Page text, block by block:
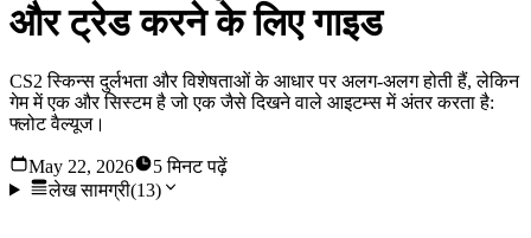
और ट्रेड करने के लिए गाइड
CS2 स्किन्स दुर्लभता और विशेषताओं के आधार पर अलग-अलग होती हैं, लेकिन
गेम में एक और सिस्टम है जो एक जैसे दिखने वाले आइटम्स में अंतर करता है:
फ्लोट वैल्यूज।
May 22, 2026
5 मिनट पढ़ें
लेख सामग्री(13)